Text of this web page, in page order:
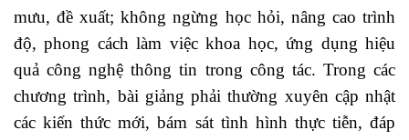
mưu, đề xuất; không ngừng học hỏi, nâng cao trình
độ, phong cách làm việc khoa học, ứng dụng hiệu
quả công nghệ thông tin trong công tác. Trong các
chương trình, bài giảng phải thường xuyên cập nhật
các kiến thức mới, bám sát tình hình thực tiễn, đáp